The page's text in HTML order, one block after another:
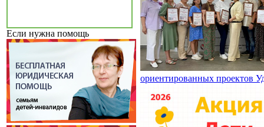
Если нужна помощь
ориентированных проектов